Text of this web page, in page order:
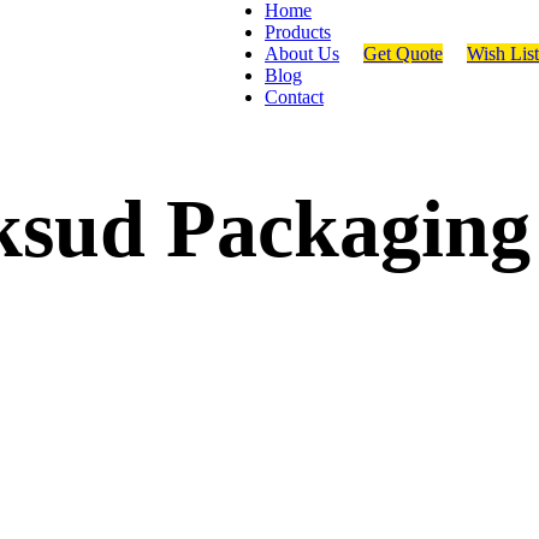
Home
Products
About Us
Blog
Contact
Get Quote Wish List
Packaging